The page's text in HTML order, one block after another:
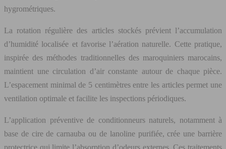
hygrométriques.
La rotation régulière des articles stockés prévient l’accumulation
d’humidité localisée et favorise l’aération naturelle. Cette pratique,
inspirée des méthodes traditionnelles des maroquiniers marocains,
maintient une circulation d’air constante autour de chaque pièce.
L’espacement minimal de 5 centimètres entre les articles permet une
ventilation optimale et facilite les inspections périodiques.
L’application préventive de conditionneurs naturels, notamment à
base de cire de carnauba ou de lanoline purifiée, crée une barrière
protectrice qui limite l’absorption d’odeurs externes. Ces traitements